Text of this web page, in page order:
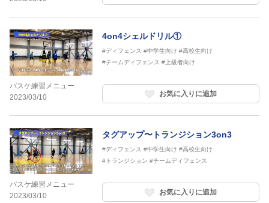
バスケ練習メニュー
2023/03/10
4on4シェルドリル①
#ディフェンス #中学生向け #高校生向け
#チームディフェンス #上級者向け
お気に入りに追加
バスケ練習メニュー
2023/03/10
タグアップ〜トランジション3on3
#ディフェンス #中学生向け #高校生向け
#トランジション #チームディフェンス
お気に入りに追加